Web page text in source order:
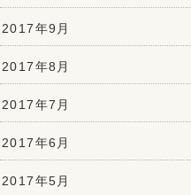
2017年9月
2017年8月
2017年7月
2017年6月
2017年5月